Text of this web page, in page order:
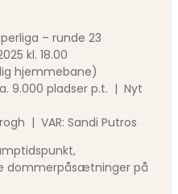
– runde 23
kl. 18.00
hjemmebane)
9.000 pladser p.t. | Nyt
| VAR: Sandi Putros
dommerpåsætninger på